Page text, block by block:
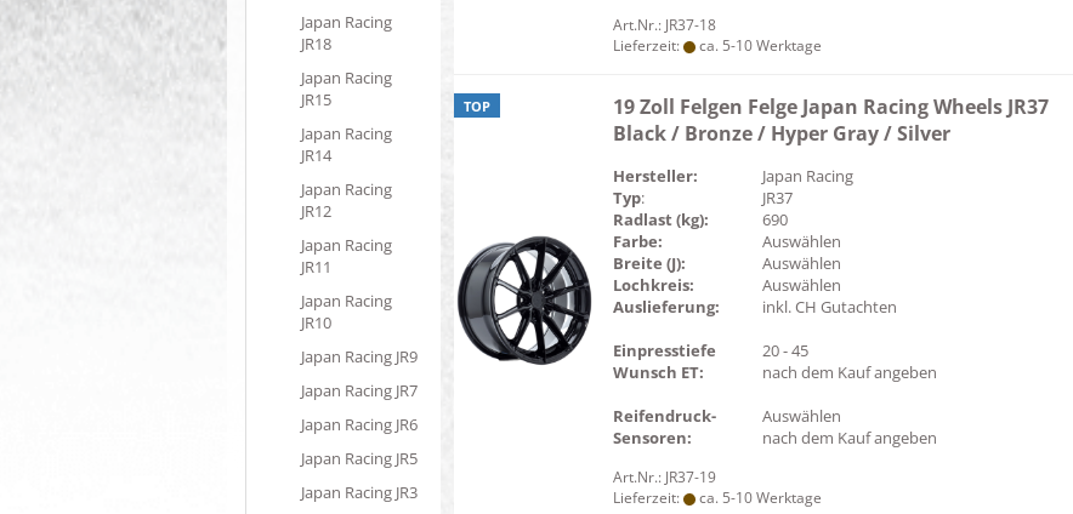
Art.Nr.: JR37-18
Lieferzeit:
ca. 5-10 Werktage
TOP
19 Zoll Felgen Felge Japan Racing Wheels JR37
Black / Bronze / Hyper Gray / Silver
Hersteller:
Japan Racing
Typ:
JR37
Radlast (kg):
690
Farbe:
Auswählen
Breite (J):
Auswählen
Lochkreis:
Auswählen
Auslieferung:
inkl. CH Gutachten
Einpresstiefe
Wunsch ET:
20 - 45
nach dem Kauf angeben
Reifendruck-
Sensoren:
Auswählen
nach dem Kauf angeben
Art.Nr.: JR37-19
Lieferzeit:
ca. 5-10 Werktage
Japan Racing
JR18
Japan Racing
JR15
Japan Racing
JR14
Japan Racing
JR12
Japan Racing
JR11
Japan Racing
JR10
Japan Racing JR9
Japan Racing JR7
Japan Racing JR6
Japan Racing JR5
Japan Racing JR3